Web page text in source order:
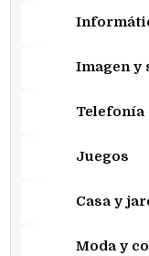
Imagen y
Telefonía
Juegos
Casa y
Moda y